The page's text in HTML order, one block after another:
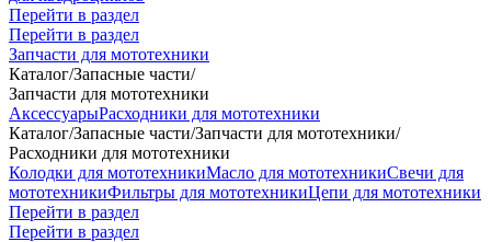
Перейти в раздел
Перейти в раздел
Запчасти для мототехники
Каталог/Запасные части/
Запчасти для мототехники
АксессуарыРасходники для мототехники
Каталог/Запасные части/Запчасти для мототехники/
Расходники для мототехники
Колодки для мототехникиМасло для мототехникиСвечи для
мототехникиФильтры для мототехникиЦепи для мототехники
Перейти в раздел
Перейти в раздел